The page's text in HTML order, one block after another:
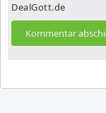
DealGott.de